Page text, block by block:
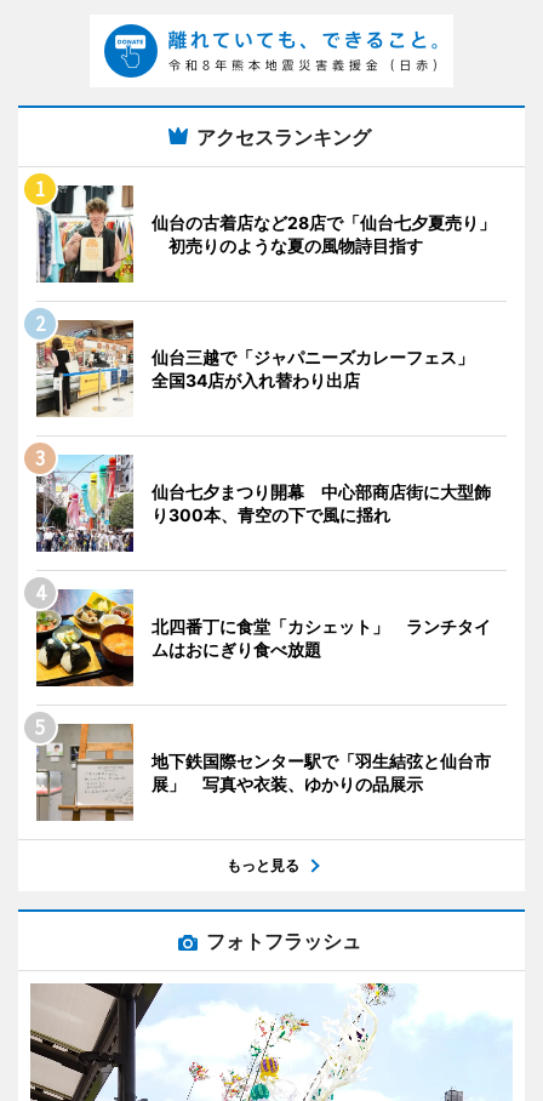
アクセスランキング
仙台の古着店など28店で「仙台七夕夏売り」
初売りのような夏の風物詩目指す
仙台三越で「ジャパニーズカレーフェス」
全国34店が入れ替わり出店
仙台七夕まつり開幕 中心部商店街に大型飾
り300本、青空の下で風に揺れ
北四番丁に食堂「カシェット」 ランチタイ
ムはおにぎり食べ放題
地下鉄国際センター駅で「羽生結弦と仙台市
展」 写真や衣装、ゆかりの品展示
もっと見る
フォトフラッシュ